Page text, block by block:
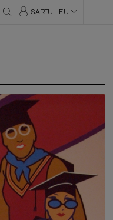
SARTU EU